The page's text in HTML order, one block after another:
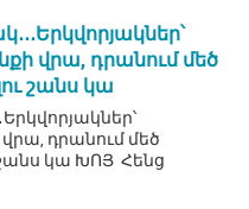
վրա, դրանում մեծ
շանս կա
դրանում մեծ
շանս կա ԽՈՅ Հենց